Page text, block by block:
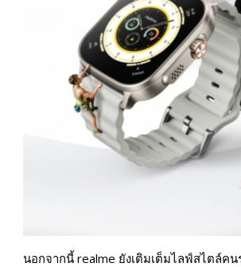
นอกจากนี้ realme ยังเติมเต็มไลฟ์สไตล์ค